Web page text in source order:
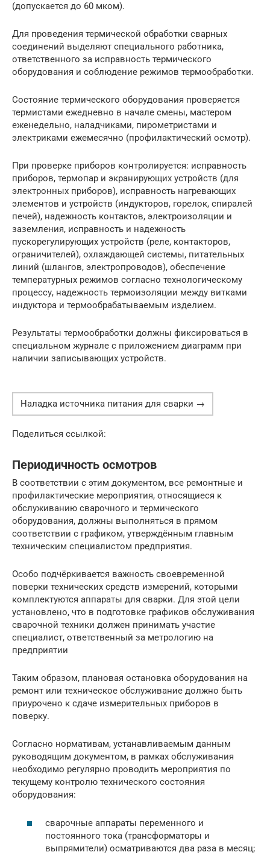
(допускается до 60 мком).
Для проведения термической обработки сварных
соединений выделяют специального работника,
ответственного за исправность термического
оборудования и соблюдение режимов термообработки.
Состояние термического оборудования проверяется
термистами ежедневно в начале смены, мастером
еженедельно, наладчиками, пирометристами и
электриками ежемесячно (профилактический осмотр).
При проверке приборов контролируется: исправность
приборов, термопар и экранирующих устройств (для
электронных приборов), исправность нагревающих
элементов и устройств (индукторов, горелок, спиралей
печей), надежность контактов, электроизоляции и
заземления, исправность и надежность
пускорегулирующих устройств (реле, контакторов,
ограничителей), охлаждающей системы, питательных
линий (шлангов, электропроводов), обеспечение
температурных режимов согласно технологическому
процессу, надежность термоизоляции между витками
индуктора и термообрабатываемым изделием.
Результаты термообработки должны фиксироваться в
специальном журнале с приложением диаграмм при
наличии записывающих устройств.
Наладка источника питания для сварки →
Поделиться ссылкой:
Периодичность осмотров
В соответствии с этим документом, все ремонтные и
профилактические мероприятия, относящиеся к
обслуживанию сварочного и термического
оборудования, должны выполняться в прямом
соответствии с графиком, утверждённым главным
техническим специалистом предприятия.
Особо подчёркивается важность своевременной
поверки технических средств измерений, которыми
комплектуются аппараты для сварки. Для этой цели
установлено, что в подготовке графиков обслуживания
сварочной техники должен принимать участие
специалист, ответственный за метрологию на
предприятии
Таким образом, плановая остановка оборудования на
ремонт или техническое обслуживание должно быть
приурочено к сдаче измерительных приборов в
поверку.
Согласно нормативам, устанавливаемым данным
руководящим документом, в рамках обслуживания
необходимо регулярно проводить мероприятия по
текущему контролю технического состояния
оборудования:
сварочные аппараты переменного и
постоянного тока (трансформаторы и
выпрямители) осматриваются два раза в месяц;